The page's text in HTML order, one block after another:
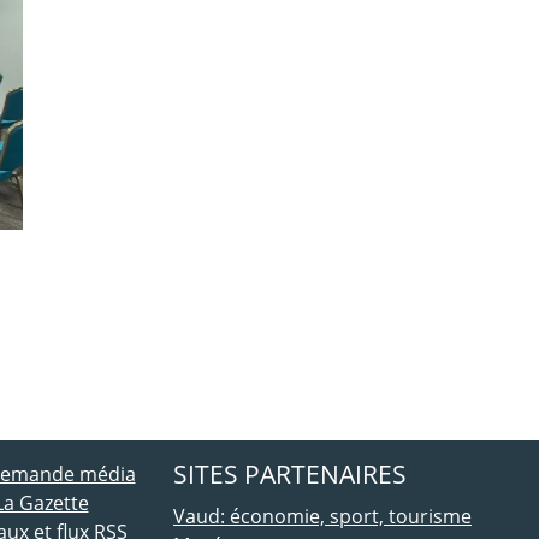
média
Gazette
et flux RSS
SITES PARTENAIRES
Vaud: économie, sport, tourisme